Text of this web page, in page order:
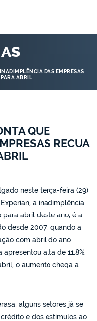
DAS EMPRESAS
PARA ABRIL
QUE
RECUA
neste terça-feira (29)
a inadimplência
para abril deste ano, é a
desde 2007, quando a
com abril do ano
alta de 11,8%.
o aumento chega a
alguns setores já se
e dos estímulos ao